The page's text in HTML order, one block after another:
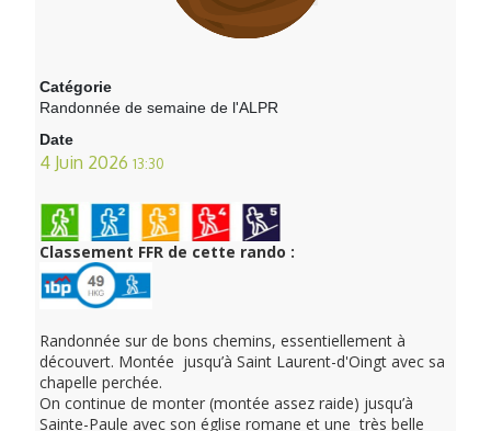
Catégorie
Randonnée de semaine de l'ALPR
Date
4 Juin 2026 13:30
Classement FFR de cette rando :
Randonnée sur de bons chemins, essentiellement à
découvert. Montée jusqu’à Saint Laurent-d'Oingt avec sa
chapelle perchée.
On continue de monter (montée assez raide) jusqu’à
Sainte-Paule avec son église romane et une très belle